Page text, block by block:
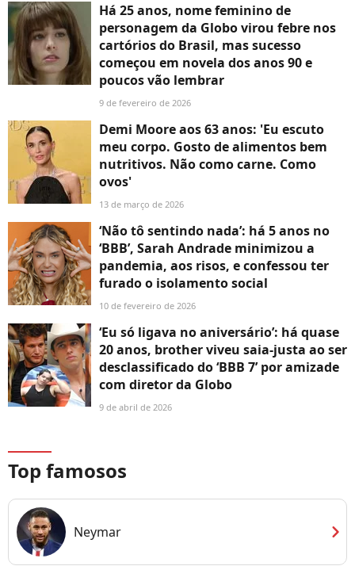
Há 25 anos, nome feminino de
personagem da Globo virou febre nos
cartórios do Brasil, mas sucesso
começou em novela dos anos 90 e
poucos vão lembrar
9 de fevereiro de 2026
Demi Moore aos 63 anos: 'Eu escuto
meu corpo. Gosto de alimentos bem
nutritivos. Não como carne. Como
ovos'
13 de março de 2026
‘Não tô sentindo nada’: há 5 anos no
‘BBB’, Sarah Andrade minimizou a
pandemia, aos risos, e confessou ter
furado o isolamento social
10 de fevereiro de 2026
‘Eu só ligava no aniversário’: há quase
20 anos, brother viveu saia-justa ao ser
desclassificado do ‘BBB 7’ por amizade
com diretor da Globo
9 de abril de 2026
Top famosos
Neymar chevron_right